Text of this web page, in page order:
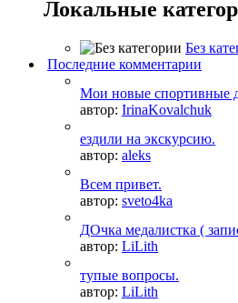
Локальные
Без
Последние комментарии
Мои новые спортивные
автор: IrinaKovalchuk
ездили на экскурсию.
автор: aleks
Всем привет.
автор: sveto4ka
ДОчка медалистка (
автор: LiLith
тупые вопросы.
автор: LiLith